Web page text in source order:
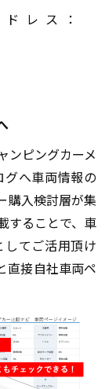
ドレス：
ンピングカーメ
へ車両情報の
購入検討層が集
することで、車
てご活用頂け
直接自社車両ペ